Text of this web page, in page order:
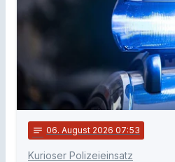
notes 06. August 2026 07:53
Kurioser Polizeieinsatz